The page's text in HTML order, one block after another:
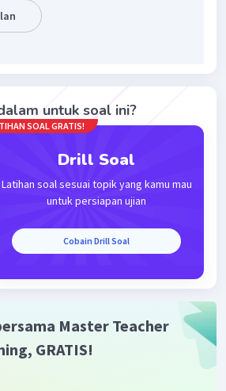
untuk soal ini?
SOAL GRATIS!
Drill Soal
Latihan soal sesuai topik yang kamu mau
untuk persiapan ujian
Cobain Drill Soal
Master Teacher
GRATIS!